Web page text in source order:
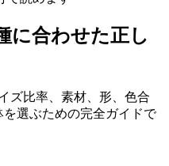
に合わせた正し
ズ比率、素材、形、色合
選ぶための完全ガイドで